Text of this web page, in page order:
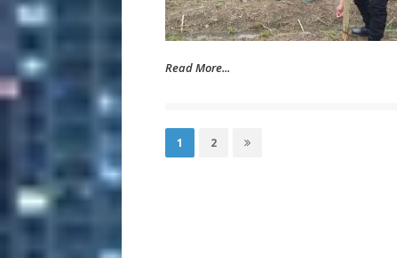
Read More...
pagination
Page
1 Page
2